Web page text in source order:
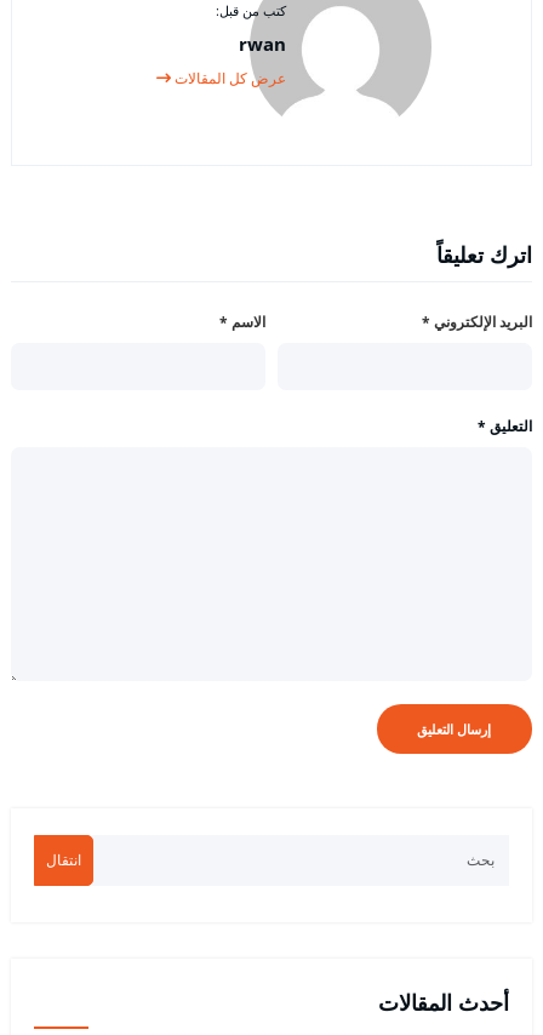
كتب من قبل:
rwan
عرض كل المقالات
اترك تعليقاً
الاسم * البريد الإلكتروني *
التعليق *
انتقال
أحدث المقالات